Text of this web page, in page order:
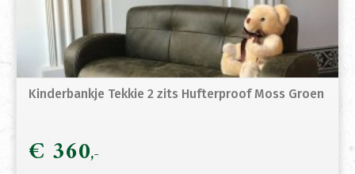
Kinderbankje Tekkie 2 zits Hufterproof Moss Groen
€ 360